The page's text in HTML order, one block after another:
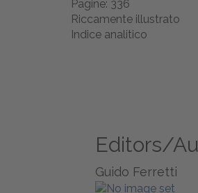
Pagine: 336
Riccamente illustrato
Indice analitico
Editors/
Guido Ferretti